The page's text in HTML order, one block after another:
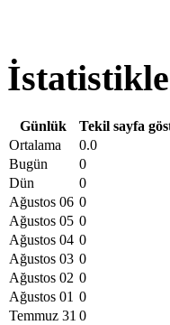
Günlük Tekil sayfa
Ortalama
0.0
Bugün
0
Dün
0
Ağustos 06 0
Ağustos 05 0
Ağustos 04 0
Ağustos 03 0
Ağustos 02 0
Ağustos 01 0
Temmuz 31 0